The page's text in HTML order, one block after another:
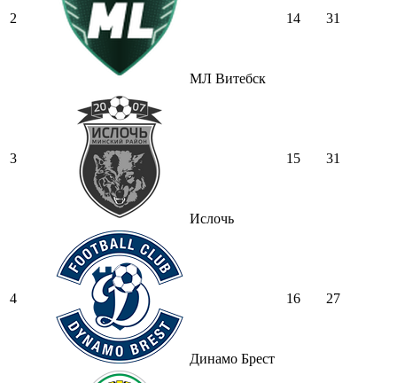
2
МЛ Витебск
14 31
3
Ислочь
15 31
4
Динамо Брест
16 27